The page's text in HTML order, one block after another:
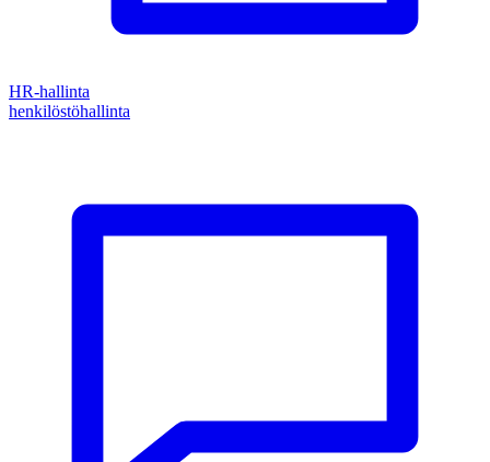
HR-hallinta
henkilöstöhallinta